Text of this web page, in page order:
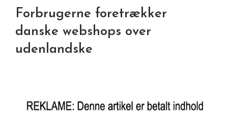
Forbrugerne foretrækker
danske webshops over
udenlandske